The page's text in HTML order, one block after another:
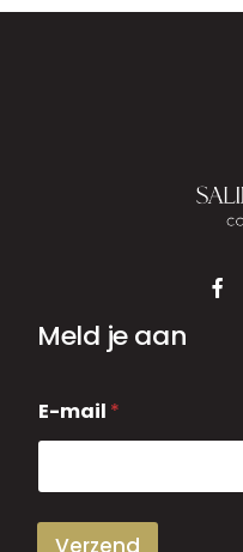
Meld je aan
-
m
i
E-mail *
Verzend